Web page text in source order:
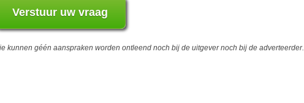
géén aanspraken worden ontleend noch bij de uitgever noch bij de adverteerder.